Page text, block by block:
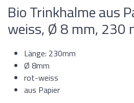
Bio Trinkhalme aus
weiss, Ø 8 mm, 230
Länge: 230mm
Ø 8mm
rot-weiss
aus Papier